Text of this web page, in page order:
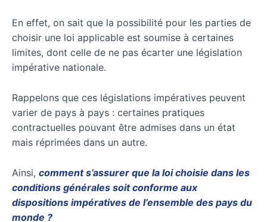
En effet, on sait que la possibilité pour les parties de
choisir une loi applicable est soumise à certaines
limites, dont celle de ne pas écarter une législation
impérative nationale.
Rappelons que ces législations impératives peuvent
varier de pays à pays : certaines pratiques
contractuelles pouvant être admises dans un état
mais réprimées dans un autre.
Ainsi, comment s’assurer que la loi choisie dans les
conditions générales soit conforme aux
dispositions impératives de l’ensemble des pays du
monde ?